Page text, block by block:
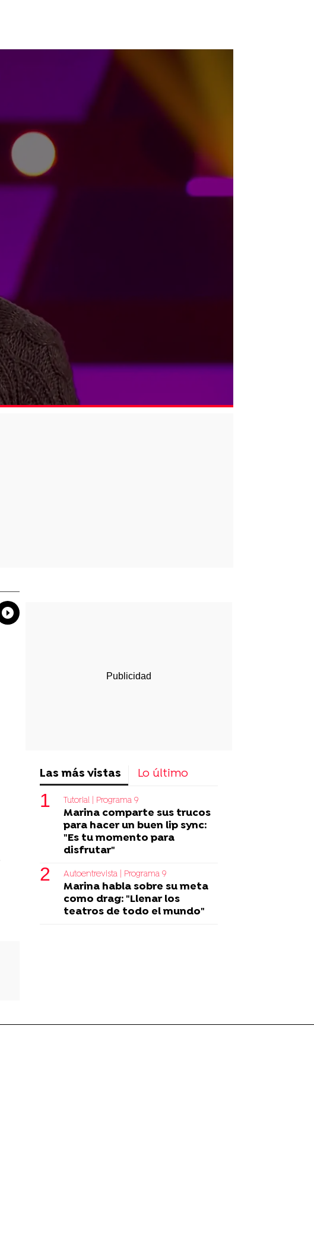
Whatsapp
Compartir
Las más vistas Lo último
Tutorial | Programa 9
Marina comparte sus trucos
para hacer un buen lip sync:
"Es tu momento para
disfrutar"
Autoentrevista | Programa 9
Marina habla sobre su meta
como drag: "Llenar los
teatros de todo el mundo"